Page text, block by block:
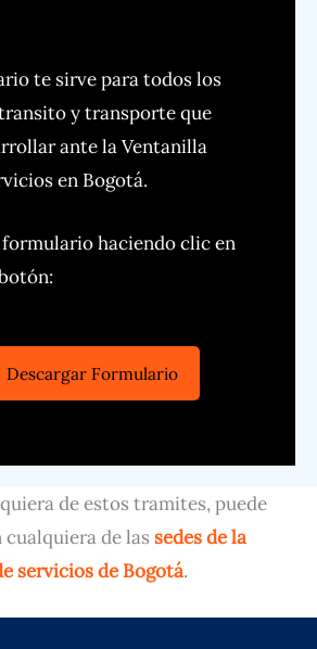
te sirve para todos los
y transporte que
ante la Ventanilla
en Bogotá.
haciendo clic en
Descargar Formulario
de estos tramites, puede
de las sedes de la
servicios de Bogotá.